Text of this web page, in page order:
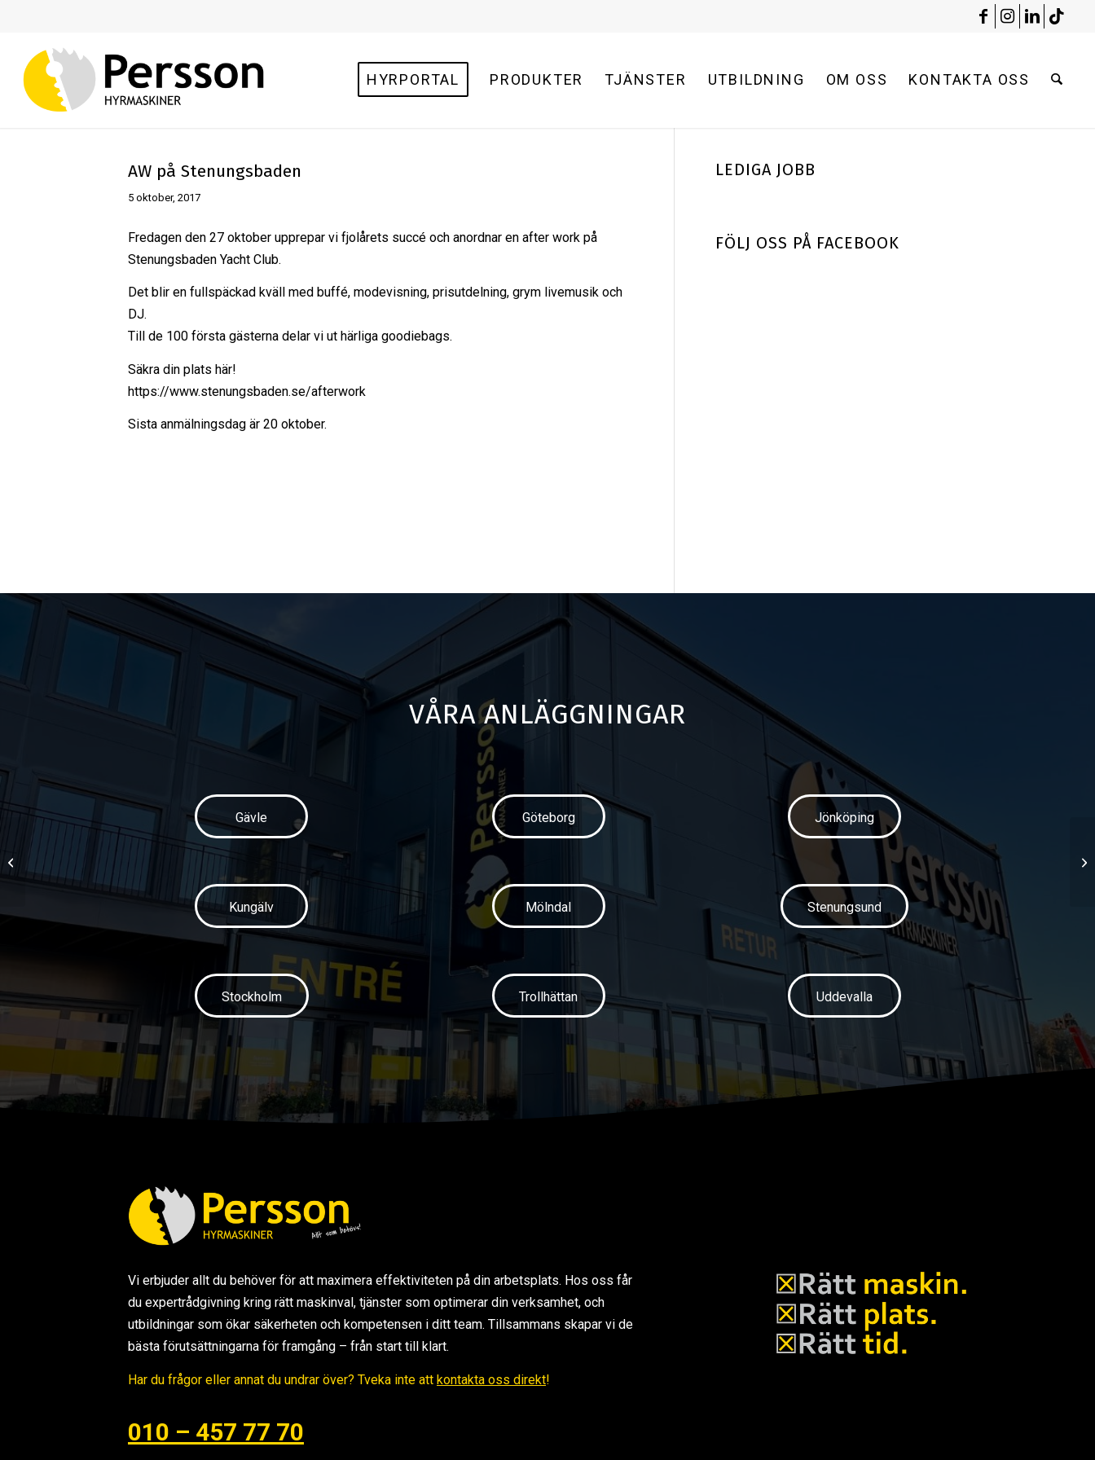
HYRPORTAL PRODUKTER TJÄNSTER UTBILDNING OM OSS KONTAKTA OSS
AW på Stenungsbaden
5 oktober, 2017
Fredagen den 27 oktober upprepar vi fjolårets succé och anordnar en after work på
Stenungsbaden Yacht Club.
Det blir en fullspäckad kväll med buffé, modevisning, prisutdelning, grym livemusik och
DJ.
Till de 100 första gästerna delar vi ut härliga goodiebags.
Säkra din plats här!
https://www.stenungsbaden.se/afterwork
Sista anmälningsdag är 20 oktober.
LEDIGA JOBB
FÖLJ OSS PÅ FACEBOOK
VÅRA ANLÄGGNINGAR
Gävle Göteborg Jönköping
Kungälv Mölndal Stenungsund
Stockholm Trollhättan Uddevalla
Vi erbjuder allt du behöver för att maximera effektiviteten på din arbetsplats. Hos oss får
du expertrådgivning kring rätt maskinval, tjänster som optimerar din verksamhet, och
utbildningar som ökar säkerheten och kompetensen i ditt team. Tillsammans skapar vi de
bästa förutsättningarna för framgång – från start till klart.
Har du frågor eller annat du undrar över? Tveka inte att kontakta oss direkt!
010 – 457 77 70
Välkommen på
företagarlunch!